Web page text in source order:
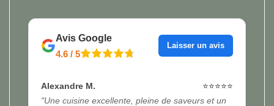
Avis Google
4.6 / 5
Laisser un avis
Alexandre M.
⭐⭐⭐⭐⭐
"Une cuisine excellente, pleine de saveurs et un